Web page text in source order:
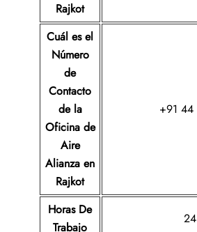
Rajkot
Cuál es el
Número
de
Contacto
de la
Oficina de
Aire
Alianza en
Rajkot
+91
Horas De
Trabajo